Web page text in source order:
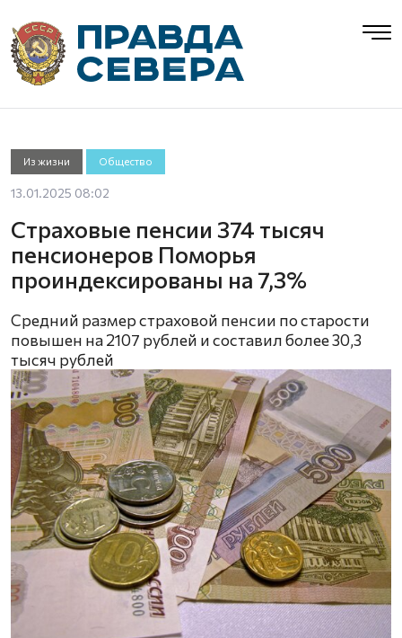
Из жизни Общество
13.01.2025 08:02
Страховые пенсии 374 тысяч
пенсионеров Поморья
проиндексированы на 7,3%
Cредний размер страховой пенсии по старости
повышен на 2107 рублей и составил более 30,3
тысяч рублей